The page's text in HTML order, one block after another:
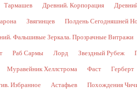
Тармашев Древний. Корпорация
Звягинцев Полдень Сегодняшней
Фальшивые Зеркала. Прозрачные Витражи
Раб Сармы Лорд Звездный Рубеж
Муравейник Хеллстрома Фаст Герберт
Избранное Астафьев Похождения